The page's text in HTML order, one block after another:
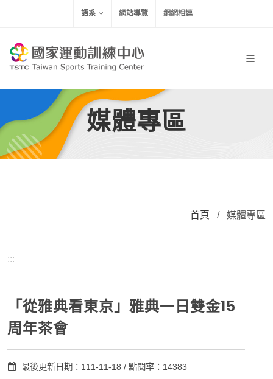
語系 網站導覽 網網相連
媒體專區
首頁 / 媒體專區
:::
「從雅典看東京」雅典一日雙金15
周年茶會
最後更新日期：111-11-18 / 點閱率：14383